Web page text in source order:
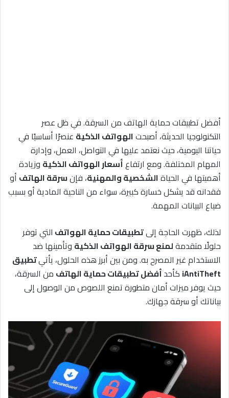
أفضل تطبيقات حماية الهاتف من السرقة. في ظل عصر
التكنولوجيا الحديثة، أصبحتالهواتف الذكية عنصرًا أساسيًا في
حياتنا اليومية، حيث نعتمد عليها في التواصل، العمل، وإدارة
المهام المختلفة. ومع ارتفاعأسعار الهواتف الذكية وزيادة
أهميتها في الحياةالشخصية والمهنية، فإنسرقة الهاتف أو
فقدانه قد يشكل خسارة كبيرة، سواء من الناحية المادية أو بسبب
ضياع البيانات المهمة.
لذلك، ظهرت الحاجة إلىتطبيقات حماية الهواتف التي توفر
حلولًا متقدمةلمنع سرقة الهواتف الذكية وتأمينها ضد
الاستخدام غير المصرح به. ومن بين أبرز هذه الحلول، يأتيتطبيق
iAntiTheft كأحدأفضل تطبيقات حماية الهاتف من السرقة،
حيث يوفر ميزات أمان متطورة تمنع اللصوص من الوصول إلى
بياناتك أو سرقة جهازك.